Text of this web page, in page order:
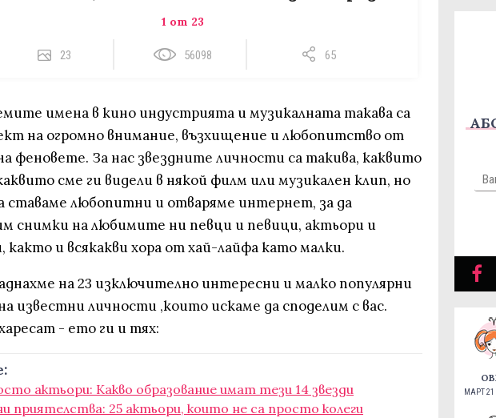
1 от 23
23 56098 65
имена в кино индустрията и музикалната такава са
на огромно внимание, възхищение и любопитство от
феновете. За нас звездните личности са такива, каквито
сме ги видели в някой филм или музикален клип, но
ставаме любопитни и отваряме интернет, за да
снимки на любимите ни певци и певици, актьори и
както и всякакви хора от хай-лайфа като малки.
на 23 изключително интересни и малко популярни
известни личности ,които искаме да споделим с вас.
- ето ги и тях:
актьори: Какво образование имат тези 14 звезди
приятелства: 25 актьори, които не са просто колеги
МАРТ 21